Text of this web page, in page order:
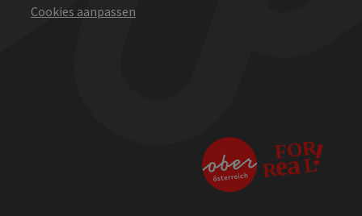
Cookies aanpassen